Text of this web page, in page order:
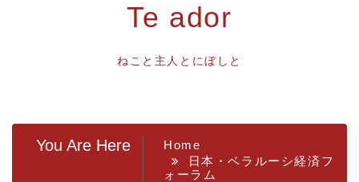
Te ador
ねこと主人とにぼしと
You Are Here
Home
日本・ベラルーシ経済フ
ォーラム